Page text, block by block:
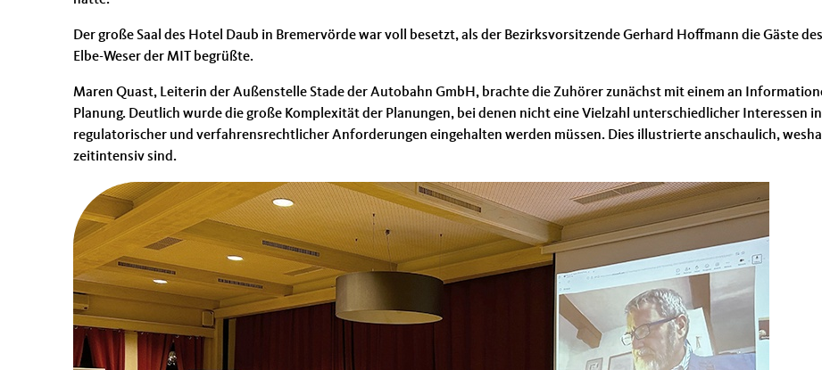
Der große Saal des Hotel Daub in Bremervörde war voll besetzt, als der Bezirksvorsitzende Gerhard Hoffmann die Gäste
Elbe-Weser der MIT begrüßte.
Maren Quast, Leiterin der Außenstelle Stade der Autobahn GmbH, brachte die Zuhörer zunächst mit einem an
Planung. Deutlich wurde die große Komplexität der Planungen, bei denen nicht eine Vielzahl unterschiedlicher Interessen
regulatorischer und verfahrensrechtlicher Anforderungen eingehalten werden müssen. Dies illustrierte anschaulich,
zeitintensiv sind.